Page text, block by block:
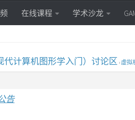
在线课程 学术沙龙
代计算机图形学入门）讨论区 › 虚拟
告